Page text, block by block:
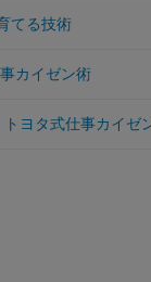
てる技術
カイゼン術
ヨタ式仕事カイゼ